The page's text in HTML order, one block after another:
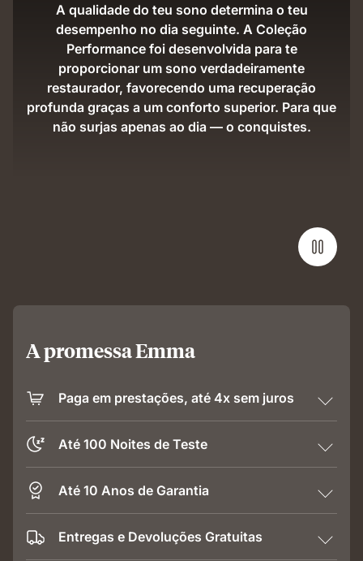
A qualidade do teu sono determina o teu
desempenho no dia seguinte. A Coleção
Performance foi desenvolvida para te
proporcionar um sono verdadeiramente
restaurador, favorecendo uma recuperação
profunda graças a um conforto superior. Para que
não surjas apenas ao dia — o conquistes.
A promessa Emma
Paga em prestações, até 4x sem juros
Até 100 Noites de Teste
Até 10 Anos de Garantia
Entregas e Devoluções Gratuitas